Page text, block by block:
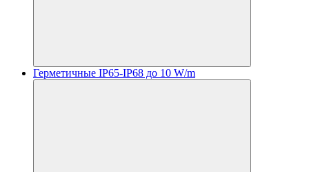
Герметичные IP65-IP68 до 10 W/m